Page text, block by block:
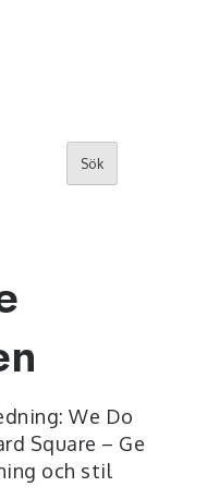
Sök
We Do
Square – Ge
och stil